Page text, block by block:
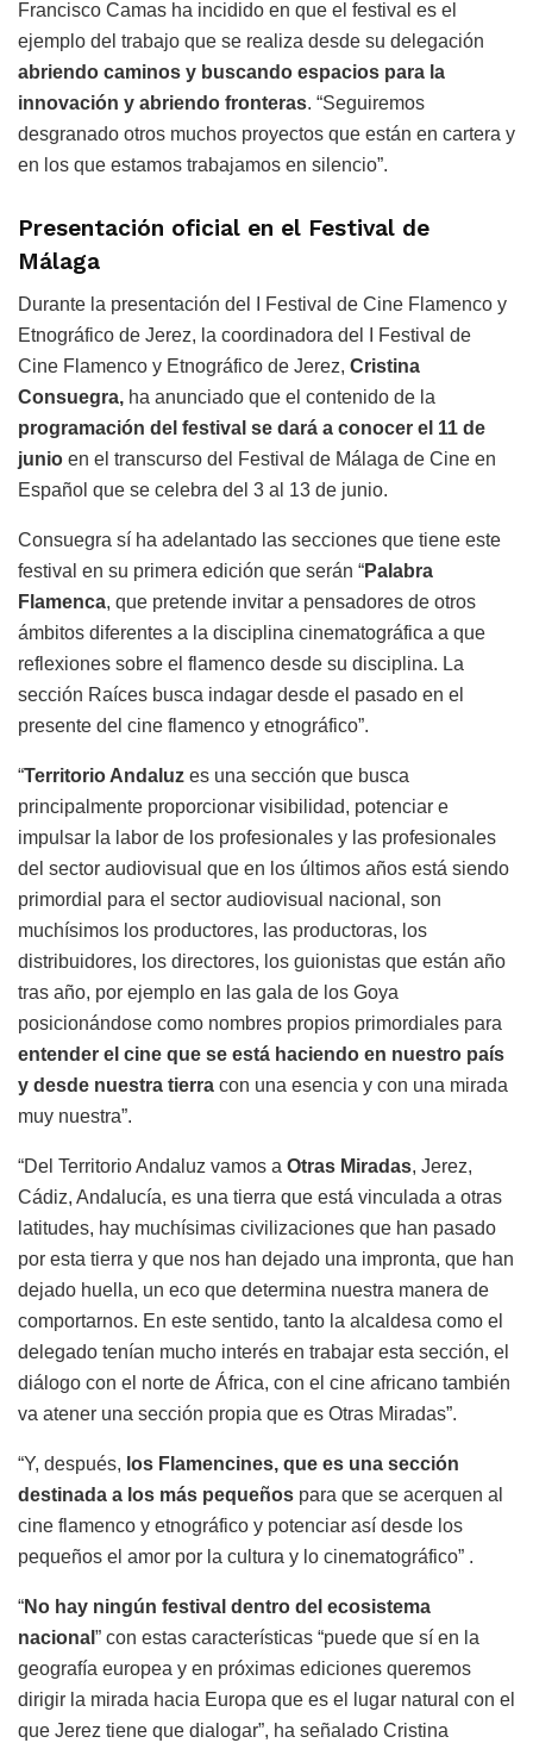
Francisco Camas ha incidido en que el festival es el
ejemplo del trabajo que se realiza desde su delegación
abriendo caminos y buscando espacios para la
innovación y abriendo fronteras. “Seguiremos
desgranado otros muchos proyectos que están en cartera y
en los que estamos trabajamos en silencio”.
Presentación oficial en el Festival de
Málaga
Durante la presentación del I Festival de Cine Flamenco y
Etnográfico de Jerez, la coordinadora del I Festival de
Cine Flamenco y Etnográfico de Jerez, Cristina
Consuegra, ha anunciado que el contenido de la
programación del festival se dará a conocer el 11 de
junio en el transcurso del Festival de Málaga de Cine en
Español que se celebra del 3 al 13 de junio.
Consuegra sí ha adelantado las secciones que tiene este
festival en su primera edición que serán “Palabra
Flamenca, que pretende invitar a pensadores de otros
ámbitos diferentes a la disciplina cinematográfica a que
reflexiones sobre el flamenco desde su disciplina. La
sección Raíces busca indagar desde el pasado en el
presente del cine flamenco y etnográfico”.
“Territorio Andaluz es una sección que busca
principalmente proporcionar visibilidad, potenciar e
impulsar la labor de los profesionales y las profesionales
del sector audiovisual que en los últimos años está siendo
primordial para el sector audiovisual nacional, son
muchísimos los productores, las productoras, los
distribuidores, los directores, los guionistas que están año
tras año, por ejemplo en las gala de los Goya
posicionándose como nombres propios primordiales para
entender el cine que se está haciendo en nuestro país
y desde nuestra tierra con una esencia y con una mirada
muy nuestra”.
“Del Territorio Andaluz vamos a Otras Miradas, Jerez,
Cádiz, Andalucía, es una tierra que está vinculada a otras
latitudes, hay muchísimas civilizaciones que han pasado
por esta tierra y que nos han dejado una impronta, que han
dejado huella, un eco que determina nuestra manera de
comportarnos. En este sentido, tanto la alcaldesa como el
delegado tenían mucho interés en trabajar esta sección, el
diálogo con el norte de África, con el cine africano también
va atener una sección propia que es Otras Miradas”.
“Y, después, los Flamencines, que es una sección
destinada a los más pequeños para que se acerquen al
cine flamenco y etnográfico y potenciar así desde los
pequeños el amor por la cultura y lo cinematográfico” .
“No hay ningún festival dentro del ecosistema
nacional ” con estas características “puede que sí en la
geografía europea y en próximas ediciones queremos
dirigir la mirada hacia Europa que es el lugar natural con el
que Jerez tiene que dialogar”, ha señalado Cristina